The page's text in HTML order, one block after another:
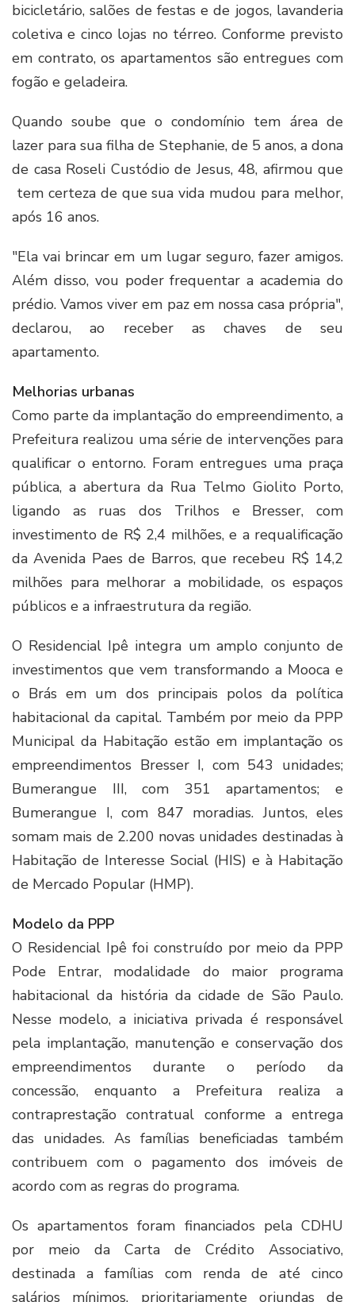
bicicletário, salões de festas e de jogos, lavanderia
coletiva e cinco lojas no térreo. Conforme previsto
em contrato, os apartamentos são entregues com
fogão e geladeira.
Quando soube que o condomínio tem área de
lazer para sua filha de Stephanie, de 5 anos, a dona
de casa Roseli Custódio de Jesus, 48, afirmou que
tem certeza de que sua vida mudou para melhor,
após 16 anos.
"Ela vai brincar em um lugar seguro, fazer amigos.
Além disso, vou poder frequentar a academia do
prédio. Vamos viver em paz em nossa casa própria",
declarou, ao receber as chaves de seu
apartamento.
Melhorias urbanas
Como parte da implantação do empreendimento, a
Prefeitura realizou uma série de intervenções para
qualificar o entorno. Foram entregues uma praça
pública, a abertura da Rua Telmo Giolito Porto,
ligando as ruas dos Trilhos e Bresser, com
investimento de R$ 2,4 milhões, e a requalificação
da Avenida Paes de Barros, que recebeu R$ 14,2
milhões para melhorar a mobilidade, os espaços
públicos e a infraestrutura da região.
O Residencial Ipê integra um amplo conjunto de
investimentos que vem transformando a Mooca e
o Brás em um dos principais polos da política
habitacional da capital. Também por meio da PPP
Municipal da Habitação estão em implantação os
empreendimentos Bresser I, com 543 unidades;
Bumerangue III, com 351 apartamentos; e
Bumerangue I, com 847 moradias. Juntos, eles
somam mais de 2.200 novas unidades destinadas à
Habitação de Interesse Social (HIS) e à Habitação
de Mercado Popular (HMP).
Modelo da PPP
O Residencial Ipê foi construído por meio da PPP
Pode Entrar, modalidade do maior programa
habitacional da história da cidade de São Paulo.
Nesse modelo, a iniciativa privada é responsável
pela implantação, manutenção e conservação dos
empreendimentos durante o período da
concessão, enquanto a Prefeitura realiza a
contraprestação contratual conforme a entrega
das unidades. As famílias beneficiadas também
contribuem com o pagamento dos imóveis de
acordo com as regras do programa.
Os apartamentos foram financiados pela CDHU
por meio da Carta de Crédito Associativo,
destinada a famílias com renda de até cinco
salários mínimos, prioritariamente oriundas de